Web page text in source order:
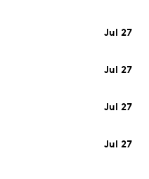
Jul 27
Jul 27
Jul 27
Jul 27